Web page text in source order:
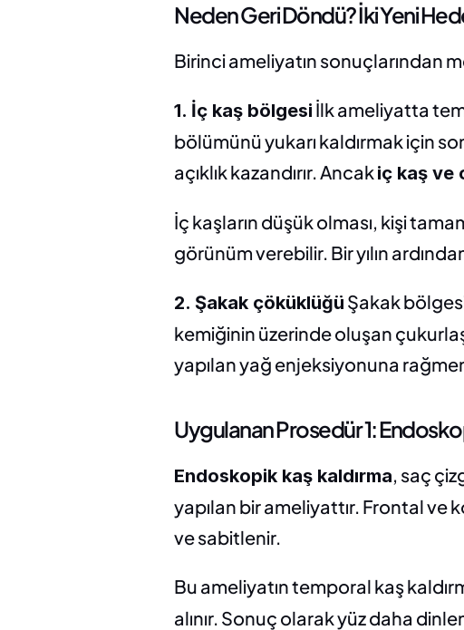
Neden Geri Döndü? İki Yeni
Birinci ameliyatın sonuçlarından
1. İç kaş bölgesi İlk ameliyatta
bölümünü yukarı kaldırmak için
açıklık kazandırır. Ancak iç kaş ve
İç kaşların düşük olması, kişi
görünüm verebilir. Bir yılın
2. Şakak çöküklüğü Şakak
kemiğinin üzerinde oluşan
yapılan yağ enjeksiyonuna
Uygulanan Prosedür 1:
Endoskopik kaş kaldırma, saç
yapılan bir ameliyattır. Frontal ve
ve sabitlenir.
Bu ameliyatın temporal kaş
alınır. Sonuç olarak yüz daha